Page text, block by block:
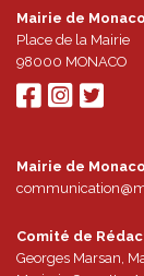
Mairie de Monaco
Place de la Mairie
98000 MONACO
Mairie de
Comité de
Georges Marsan,